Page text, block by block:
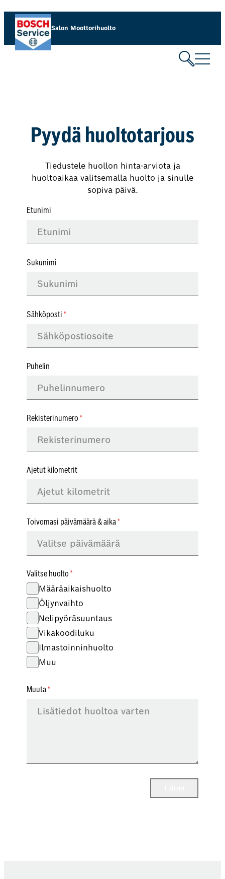
Siirry
sisältöön
Salon Moottorihuolto
Pyydä huoltotarjous
Tiedustele huollon hinta-arviota ja
huoltoaikaa valitsemalla huolto ja sinulle
sopiva päivä.
Etunimi
Sukunimi
Sähköposti
Puhelin
Rekisterinumero
Ajetut kilometrit
Toivomasi päivämäärä & aika
Valitse huolto
Määräaikaishuolto
Öljynvaihto
Nelipyöräsuuntaus
Vikakoodiluku
Ilmastoinninhuolto
Muu
Muuta